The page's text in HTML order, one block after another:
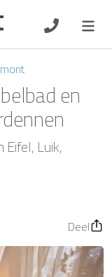
FR
en
Eifel Luik
Deel